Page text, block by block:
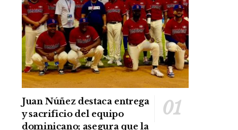
Juan Núñez destaca entrega
y sacrificio del equipo
dominicano; asegura que la